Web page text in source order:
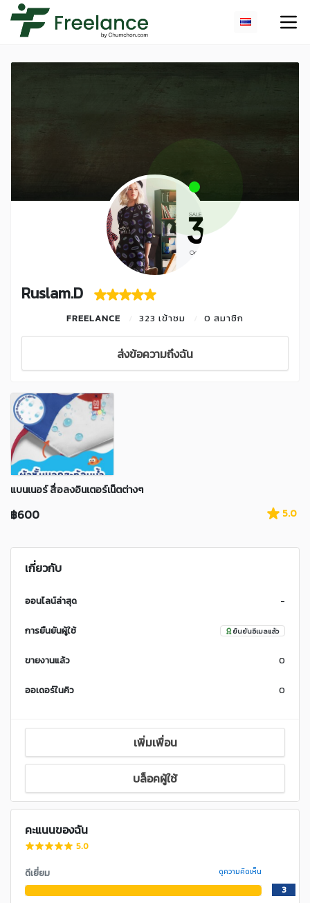
Ruslam.D
FREELANCE 323 เข้าชม 0 สมาชิก
ส่งข้อความถึงฉัน
แบนเนอร์ สื่อลงอินเตอร์เน็ตต่างๆ
฿600 5.0
เกี่ยวกับ
ออนไลน์ล่าสุด -
การยืนยันผู้ใช้ ยืนยันอีเมลแล้ว
ขายงานแล้ว 0
ออเดอร์ในคิว 0
เพิ่มเพื่อน
บล็อคผู้ใช้
คะแนนของฉัน
5.0
ดีเยี่ยม ดูความคิดเห็น
3